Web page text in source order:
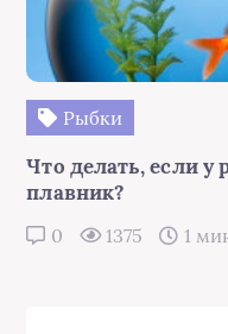
Рыбки
Что делать, если у
плавник?
0 1375 1